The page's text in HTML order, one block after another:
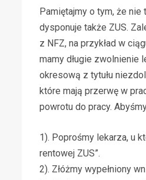
Pamiętajmy o tym, że
dysponuje także ZUS.
z NFZ, na przykład w
mamy długie zwolnienie
okresową z tytułu
które mają przerwę w
powrotu do pracy.
1). Poprośmy lekarza, u
rentowej ZUS”.
2). Złóżmy wypełniony